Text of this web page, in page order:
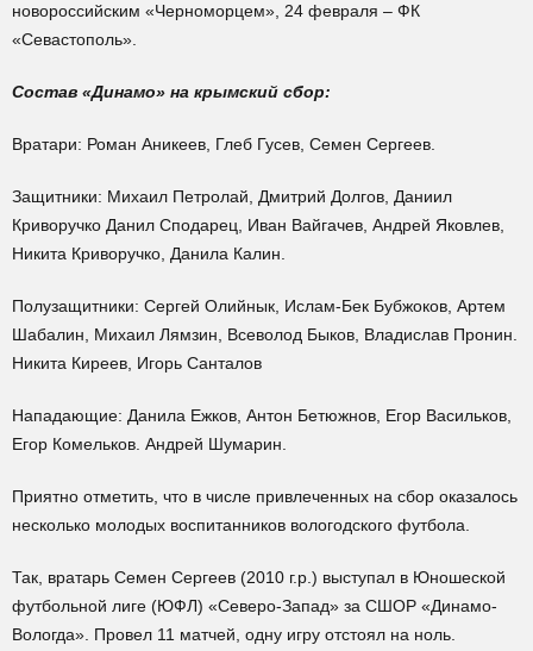
новороссийским «Черноморцем», 24 февраля – ФК
«Севастополь».
Состав «Динамо» на крымский сбор:
Вратари: Роман Аникеев, Глеб Гусев, Семен Сергеев.
Защитники: Михаил Петролай, Дмитрий Долгов, Даниил
Криворучко Данил Сподарец, Иван Вайгачев, Андрей Яковлев,
Никита Криворучко, Данила Калин.
Полузащитники: Сергей Олийнык, Ислам-Бек Бубжоков, Артем
Шабалин, Михаил Лямзин, Всеволод Быков, Владислав Пронин.
Никита Киреев, Игорь Санталов
Нападающие: Данила Ежков, Антон Бетюжнов, Егор Васильков,
Егор Комельков. Андрей Шумарин.
Приятно отметить, что в числе привлеченных на сбор оказалось
несколько молодых воспитанников вологодского футбола.
Так, вратарь Семен Сергеев (2010 г.р.) выступал в Юношеской
футбольной лиге (ЮФЛ) «Северо-Запад» за СШОР «Динамо-
Вологда». Провел 11 матчей, одну игру отстоял на ноль.